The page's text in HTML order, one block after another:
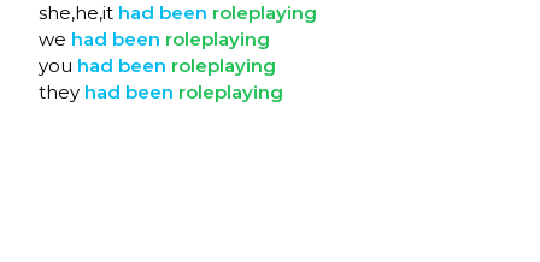
she,he,it had been roleplaying
we had been roleplaying
you had been roleplaying
they had been roleplaying